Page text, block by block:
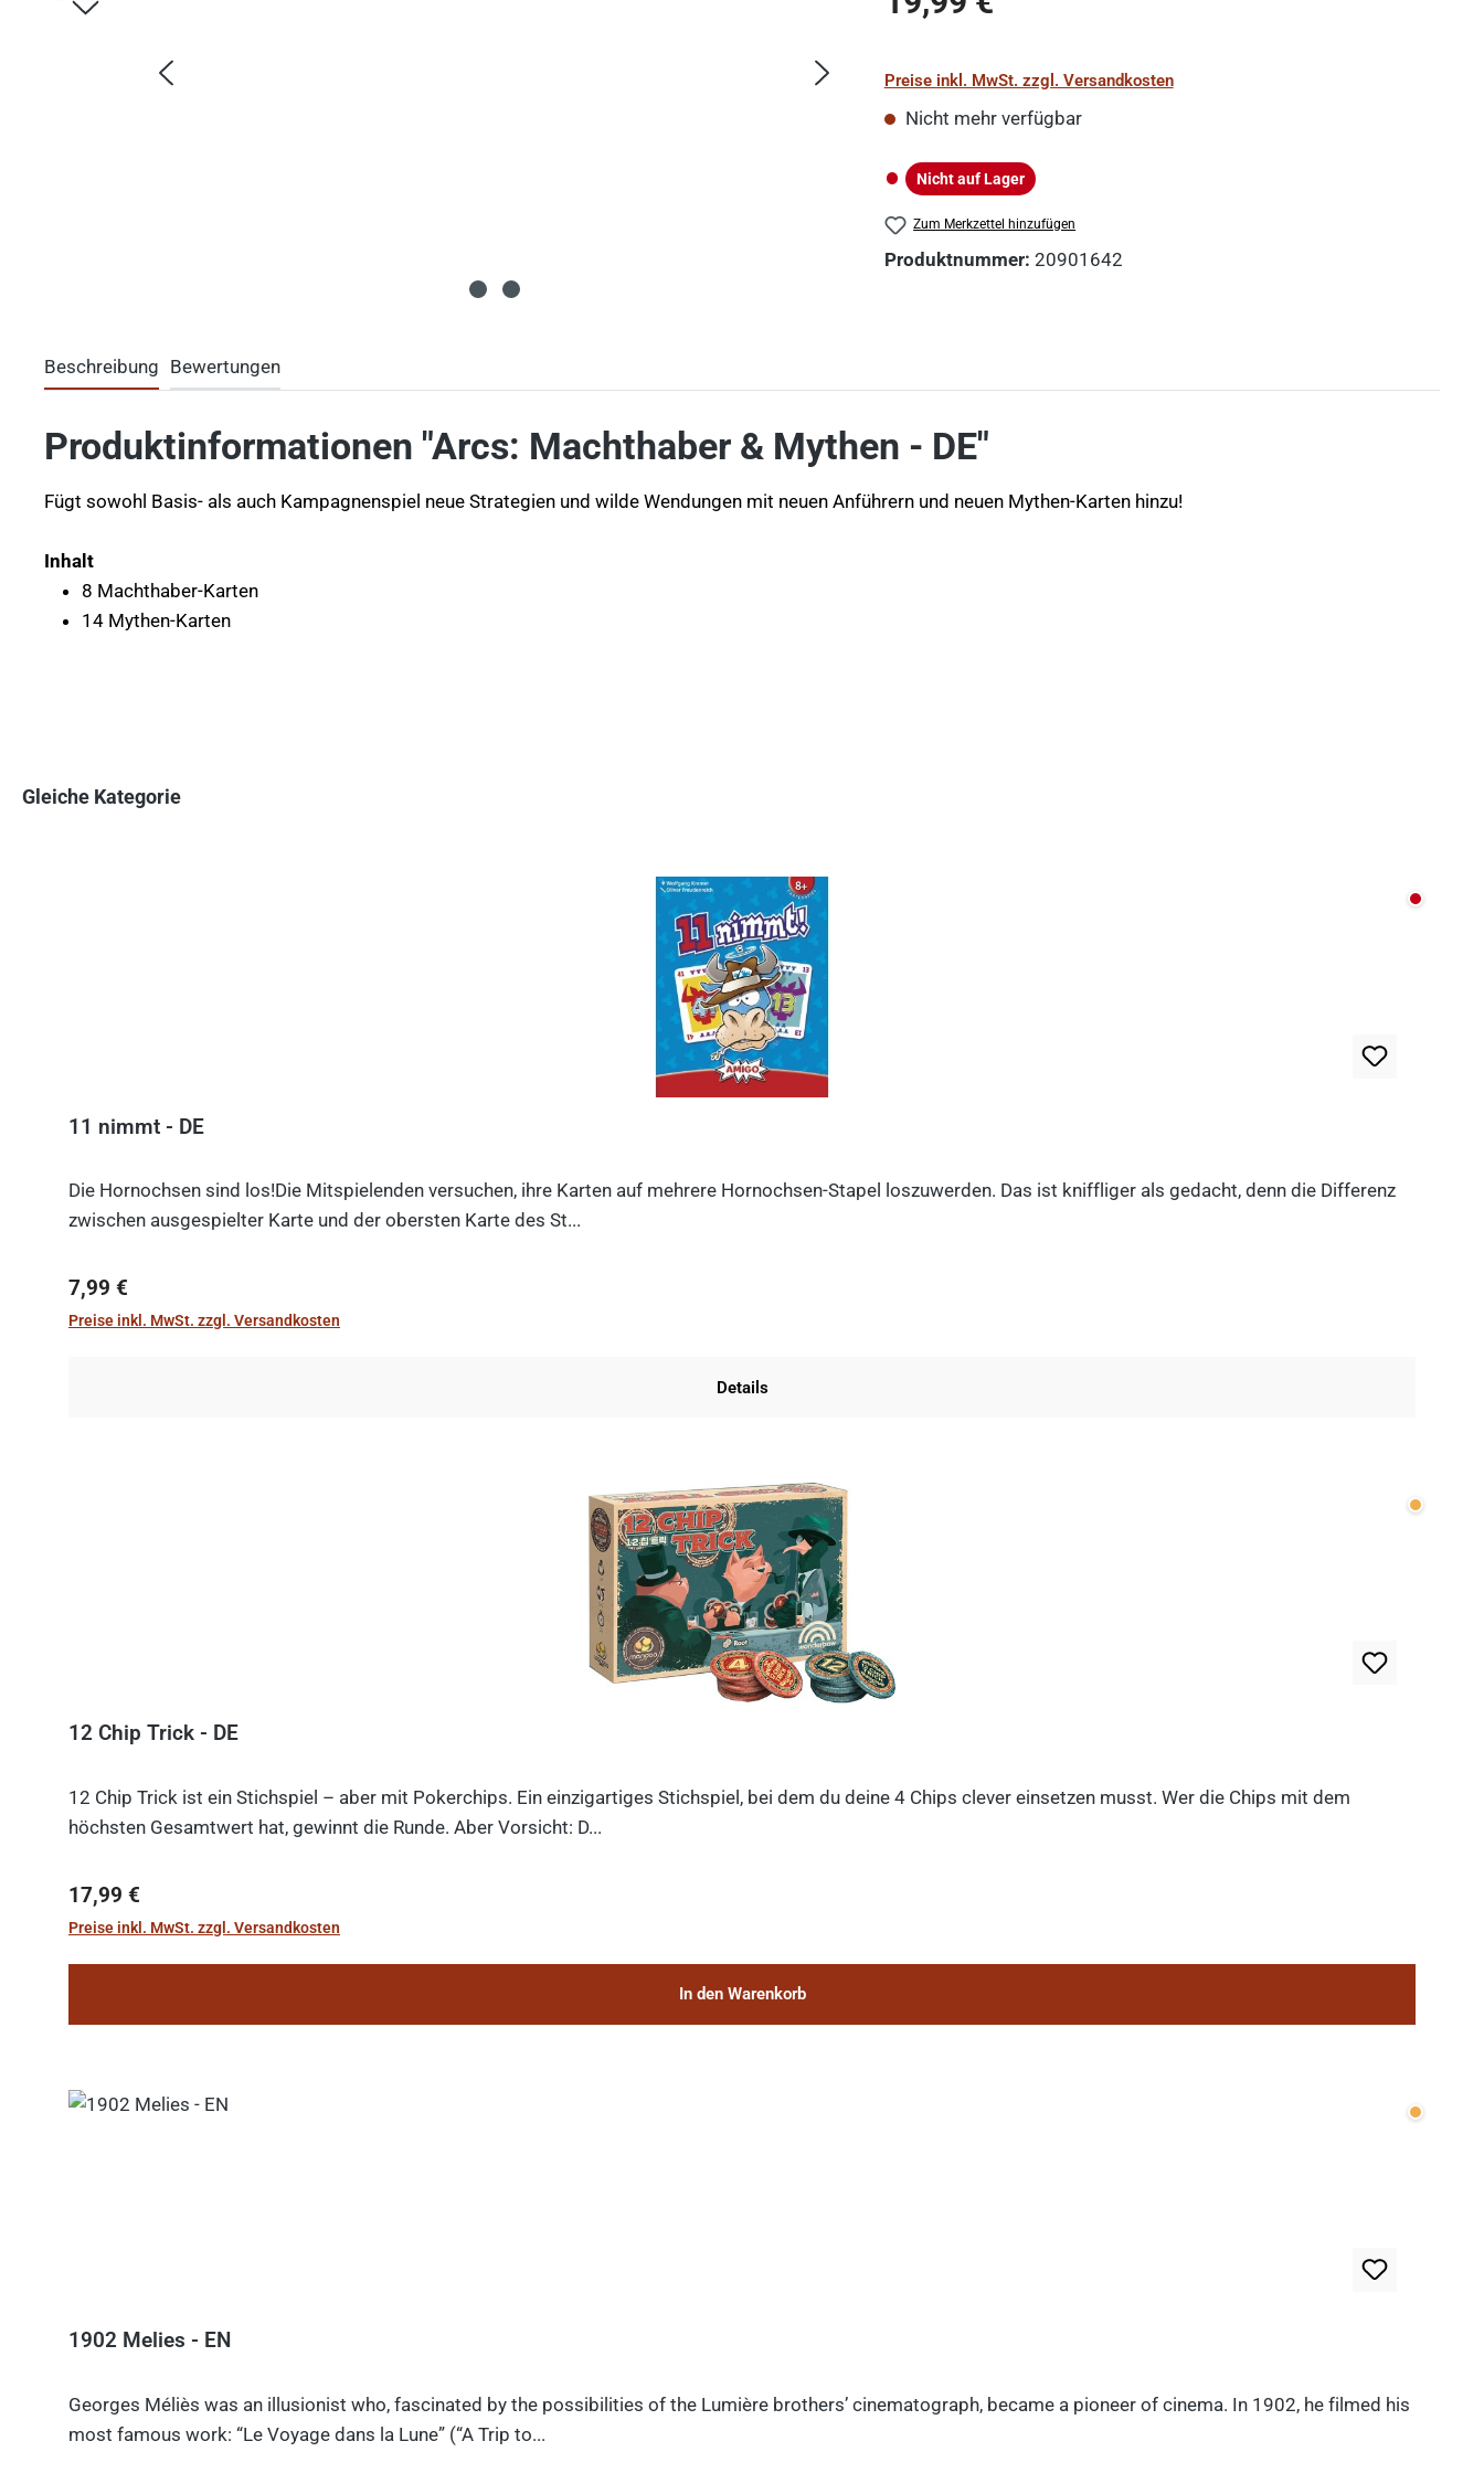
Preise inkl. MwSt. zzgl. Versandkosten
Nicht mehr verfügbar
Nicht auf Lager
Nicht auf Lager
Zum Merkzettel hinzufügen
Produktnummer: 20901642
Beschreibung Bewertungen
Produktinformationen "Arcs: Machthaber & Mythen - DE"
Fügt sowohl Basis- als auch Kampagnenspiel neue Strategien und wilde Wendungen mit neuen Anführern und neuen Mythen-Karten hinzu!
Inhalt
8 Machthaber-Karten
14 Mythen-Karten
Gleiche Kategorie
Nicht
11 nimmt - DE
Die Hornochsen sind los!Die Mitspielenden versuchen, ihre Karten auf mehrere Hornochsen-Stapel loszuwerden. Das ist kniffliger als gedacht, denn die Differenz
zwischen ausgespielter Karte und der obersten Karte des St...
Regulärer Preis:
7,99 €
Preise inkl. MwSt. zzgl. Versandkosten
Details
Wenige
12 Chip Trick - DE
12 Chip Trick ist ein Stichspiel – aber mit Pokerchips. Ein einzigartiges Stichspiel, bei dem du deine 4 Chips clever einsetzen musst. Wer die Chips mit dem
höchsten Gesamtwert hat, gewinnt die Runde. Aber Vorsicht: D...
Regulärer Preis:
17,99 €
Preise inkl. MwSt. zzgl. Versandkosten
In den Warenkorb
Wenige
1902 Melies - EN
Georges Méliès was an illusionist who, fascinated by the possibilities of the Lumière brothers’ cinematograph, became a pioneer of cinema. In 1902, he filmed his
most famous work: “Le Voyage dans la Lune” (“A Trip to...